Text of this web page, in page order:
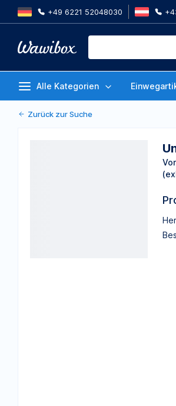
+49 6221 52048030
Alle Kategorien
Unigloves
Zurück zur Suche